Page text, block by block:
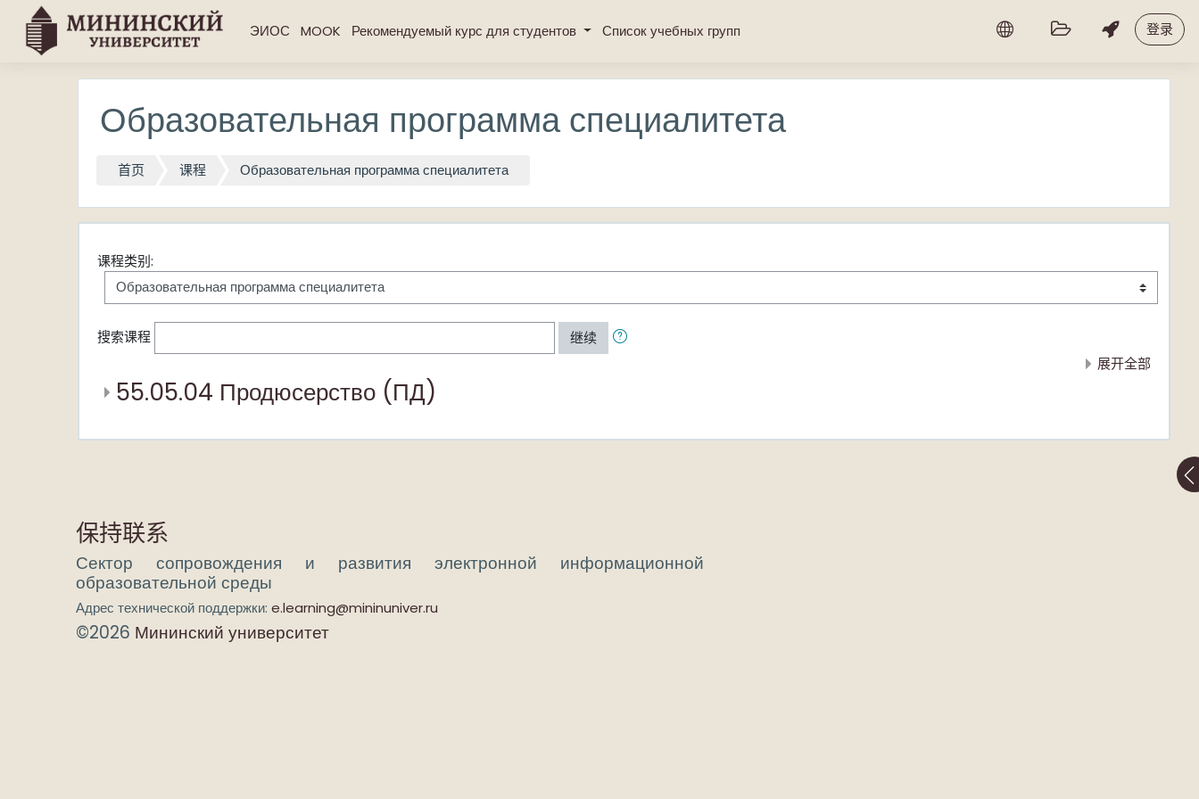
ЭИОС MOOK Рекомендуемый курс для студентов Список учебных групп 登录
Образовательная программа специалитета
首页 课程 Образовательная программа специалитета
课程类别:
搜索课程
继续
展开全部
55.05.04 Продюсерство (ПД)
保持联系
Сектор сопровождения и развития электронной информационной
образовательной среды
Адрес технической поддержки: e.learning@mininuniver.ru
©2026 Мининский университет